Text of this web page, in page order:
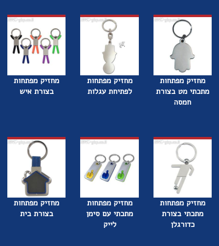
מחזיק מפתחות
מתכתי מט בצורת
חמסה
מחזיק מפתחות
לפתיחת עגלות
מחזיק מפתחות
בצורת איש
מחזיק מפתחות
מתכתי בצורת
כדורגלן
מחזיק מפתחות
מתכתי עם סימן
לייק
מחזיק מפתחות
בצורת בית